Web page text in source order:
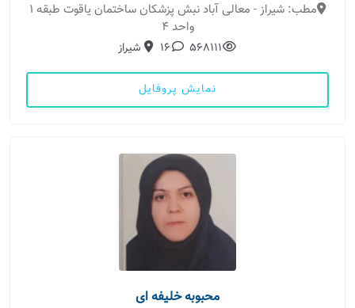
مطب: شیراز - معالی آباد نبش پزشکان ساختمان یاقوت طبقه ۱
واحد ۴
568111
16 شیراز
نمایش پروفایل
محبوبه خلیفه ای